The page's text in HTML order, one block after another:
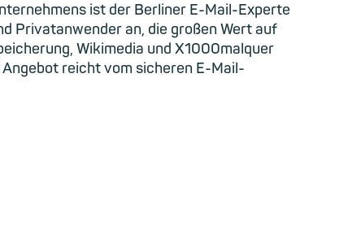
ist der Berliner E-Mail-Experte
Privatanwender an, die großen Wert auf
Wikimedia und X1000malquer
reicht vom sicheren E-Mail-